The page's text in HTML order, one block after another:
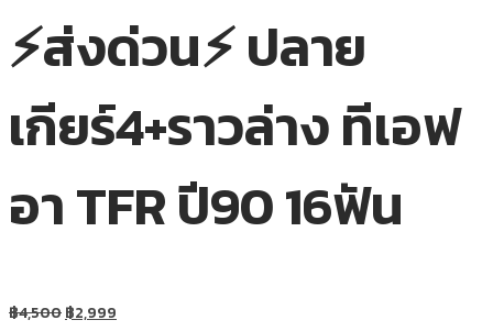
⚡ส่งด่วน⚡ ปลาย
เกียร์4+ราวล่าง ทีเอฟ
อา TFR ปี90 16ฟัน
฿4,500฿2,999